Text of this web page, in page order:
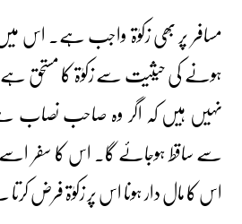
مسافر پر بھی زکوٰۃ واجب ہے۔ اس
ہونے کی حیثیت سے زکوٰۃ کا مستحق
نہیں ہیں کہ اگر وہ صاحب نصاب
سے ساقط ہوجائے گا۔ اس کا سفر اسے
اس کا مال دار ہونا اس پر زکوٰۃ فرض